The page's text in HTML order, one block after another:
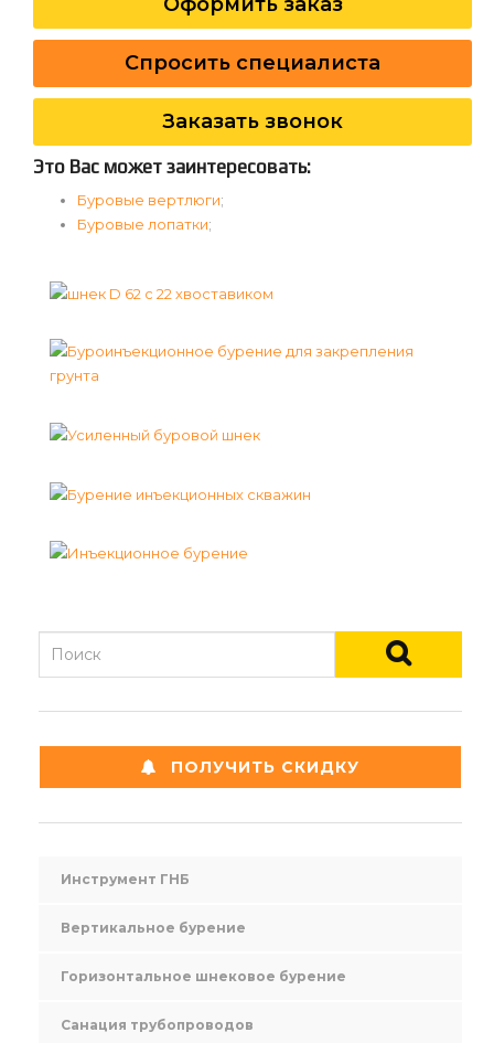
Спросить специалиста
Заказать звонок
Это Вас может заинтересовать:
Буровые вертлюги;
Буровые лопатки;
ПОЛУЧИТЬ СКИДКУ
Инструмент ГНБ
Вертикальное бурение
Горизонтальное шнековое бурение
Санация трубопроводов